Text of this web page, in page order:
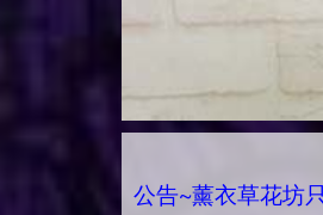
公告~薰衣草花坊